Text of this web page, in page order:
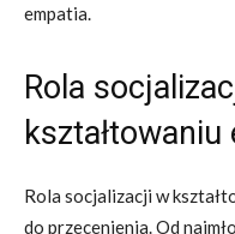
empatia.
Rola
Rola socjalizacji w
do przecenienia. Od